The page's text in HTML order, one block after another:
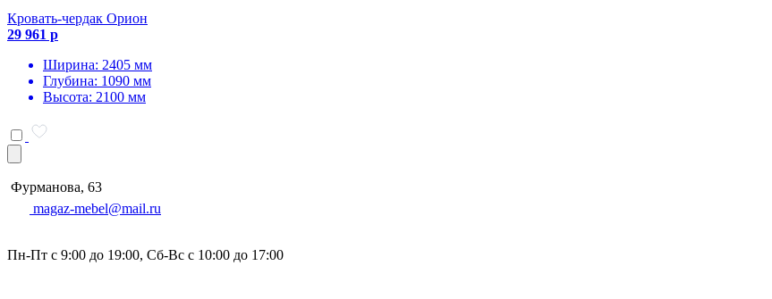
Кровать-чердак Орион
29 961 р
Ширина: 2405 мм
Глубина: 1090 мм
Высота: 2100 мм
Фурманова, 63
magaz-mebel@mail.ru
Пн-Пт с 9:00 до 19:00, Сб-Вс с 10:00 до 17:00